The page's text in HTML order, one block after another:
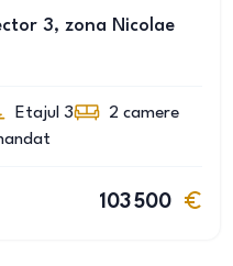
3, zona Nicolae
Etajul 3 2 camere
103 500